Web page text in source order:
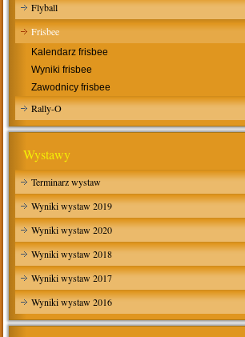
Flyball
Frisbee
Kalendarz frisbee
Wyniki frisbee
Zawodnicy frisbee
Rally-O
Wystawy
Terminarz wystaw
Wyniki wystaw 2019
Wyniki wystaw 2020
Wyniki wystaw 2018
Wyniki wystaw 2017
Wyniki wystaw 2016